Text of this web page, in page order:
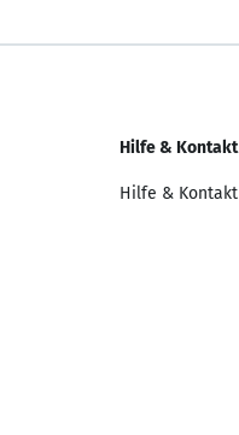
Hilfe & Kontakt
Hilfe & Kontakt